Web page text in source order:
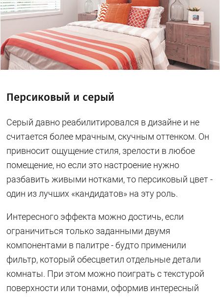
Персиковый и серый
Серый давно реабилитировался в дизайне и не
считается более мрачным, скучным оттенком. Он
привносит ощущение стиля, зрелости в любое
помещение, но если это настроение нужно
разбавить живыми нотками, то персиковый цвет -
один из лучших «кандидатов» на эту роль.
Интересного эффекта можно достичь, если
ограничиться только заданными двумя
компонентами в палитре - будто применили
фильтр, который обесцветил отдельные детали
комнаты. При этом можно поиграть с текстурой
поверхности или тонами, оформив интересный